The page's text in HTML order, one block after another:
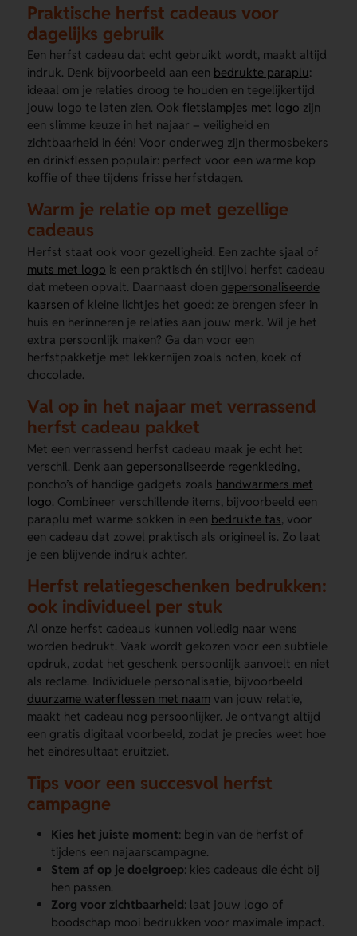
Praktische herfst cadeaus voor
dagelijks gebruik
Een herfst cadeau dat echt gebruikt wordt, maakt altijd
indruk. Denk bijvoorbeeld aan een bedrukte paraplu:
ideaal om je relaties droog te houden en tegelijkertijd
jouw logo te laten zien. Ook fietslampjes met logo zijn
een slimme keuze in het najaar – veiligheid en
zichtbaarheid in één! Voor onderweg zijn thermosbekers
en drinkflessen populair: perfect voor een warme kop
koffie of thee tijdens frisse herfstdagen.
Warm je relatie op met gezellige
cadeaus
Herfst staat ook voor gezelligheid. Een zachte sjaal of
muts met logo is een praktisch én stijlvol herfst cadeau
dat meteen opvalt. Daarnaast doen gepersonaliseerde
kaarsen of kleine lichtjes het goed: ze brengen sfeer in
huis en herinneren je relaties aan jouw merk. Wil je het
extra persoonlijk maken? Ga dan voor een
herfstpakketje met lekkernijen zoals noten, koek of
chocolade.
Val op in het najaar met verrassend
herfst cadeau pakket
Met een verrassend herfst cadeau maak je echt het
verschil. Denk aan gepersonaliseerde regenkleding,
poncho’s of handige gadgets zoals handwarmers met
logo. Combineer verschillende items, bijvoorbeeld een
paraplu met warme sokken in een bedrukte tas, voor
een cadeau dat zowel praktisch als origineel is. Zo laat
je een blijvende indruk achter.
Herfst relatiegeschenken bedrukken:
ook individueel per stuk
Al onze herfst cadeaus kunnen volledig naar wens
worden bedrukt. Vaak wordt gekozen voor een subtiele
opdruk, zodat het geschenk persoonlijk aanvoelt en niet
als reclame. Individuele personalisatie, bijvoorbeeld
duurzame waterflessen met naamvan jouw relatie,
maakt het cadeau nog persoonlijker. Je ontvangt altijd
een gratis digitaal voorbeeld, zodat je precies weet hoe
het eindresultaat eruitziet.
Tips voor een succesvol herfst
campagne
Kies het juiste moment: begin van de herfst of
tijdens een najaarscampagne.
Stem af op je doelgroep: kies cadeaus die écht bij
hen passen.
Zorg voor zichtbaarheid: laat jouw logo of
boodschap mooi bedrukken voor maximale impact.